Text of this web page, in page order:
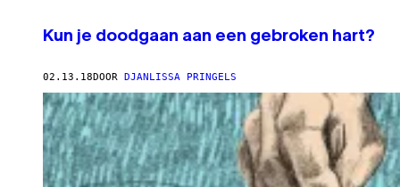
Kun je doodgaan aan een gebroken hart?
02.13.18DOOR DJANLISSA PRINGELS